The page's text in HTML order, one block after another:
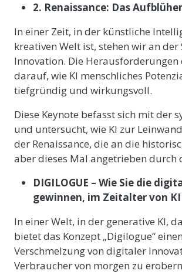
2. Renaissance: Das
In einer Zeit, in der künstliche
kreativen Welt ist, stehen wir an
Innovation. Die Herausforderungen
darauf, wie KI menschliches
tiefgründig und wirkungsvoll.
Diese Keynote befasst sich mit der
und untersucht, wie KI zur
der Renaissance, die an die
aber dieses Mal angetrieben durch
DIGILOGUE – Wie Sie die
gewinnen, im Zeitalter von
In einer Welt, in der generative KI,
bietet das Konzept „Digilogue“
Verschmelzung von digitaler
Verbraucher von morgen zu